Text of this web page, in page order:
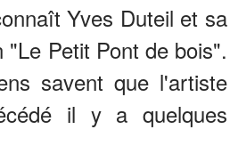
Yves Duteil et sa
"Le Petit Pont de bois".
savent que l'artiste
il y a quelques